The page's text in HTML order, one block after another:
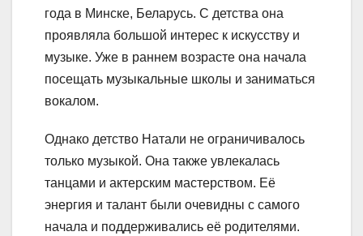
года в Минске, Беларусь. С детства она
проявляла большой интерес к искусству и
музыке. Уже в раннем возрасте она начала
посещать музыкальные школы и заниматься
вокалом.
Однако детство Натали не ограничивалось
только музыкой. Она также увлекалась
танцами и актерским мастерством. Её
энергия и талант были очевидны с самого
начала и поддерживались её родителями.